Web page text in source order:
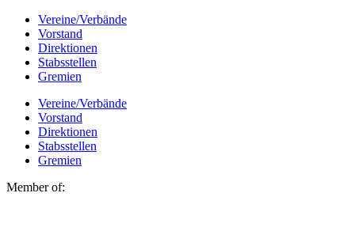
Vereine/Verbände
Vorstand
Direktionen
Stabsstellen
Gremien
Vereine/Verbände
Vorstand
Direktionen
Stabsstellen
Gremien
Member of: